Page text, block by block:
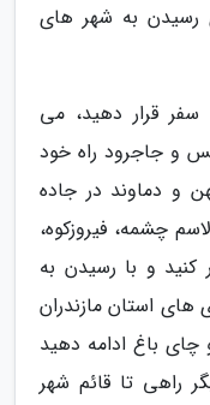
رسیدن به شهر های
سفر قرار دهید، می
و جاجرود راه خود
و دماوند در جاده
چشمه، فیروزکوه،
و با رسیدن به
های استان مازندران
چای باغ ادامه دهید
راهی تا قائم شهر